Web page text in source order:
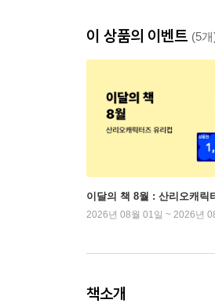
이 상품의 이벤트 (5개
이달의 책 8월 : 산리오캐릭
2026년 08월 01일 ~ 2026년
책소개